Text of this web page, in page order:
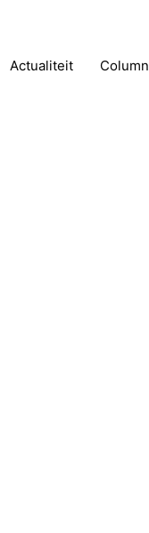
Actualiteit Column